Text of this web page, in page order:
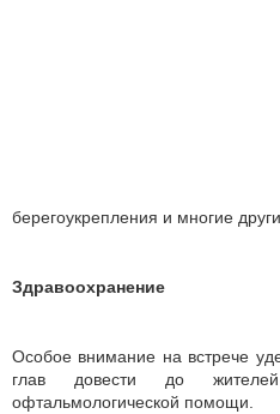
берегоукрепления и многие
Здравоохранение
Особое внимание на встрече
глав довести до жителей
офтальмологической помощи.